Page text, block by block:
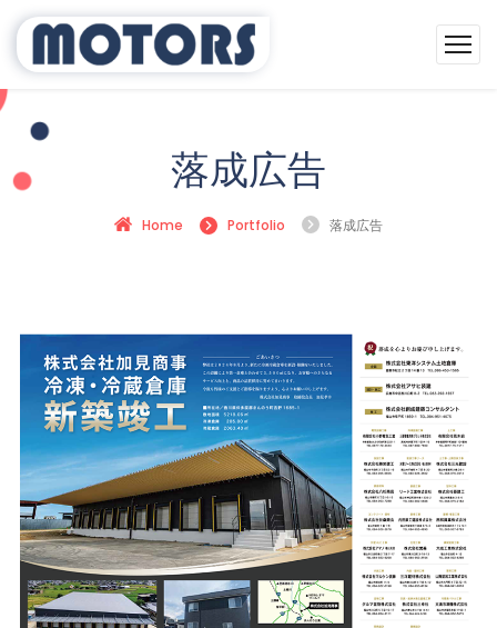
落成広告
Home Portfolio 落成広告